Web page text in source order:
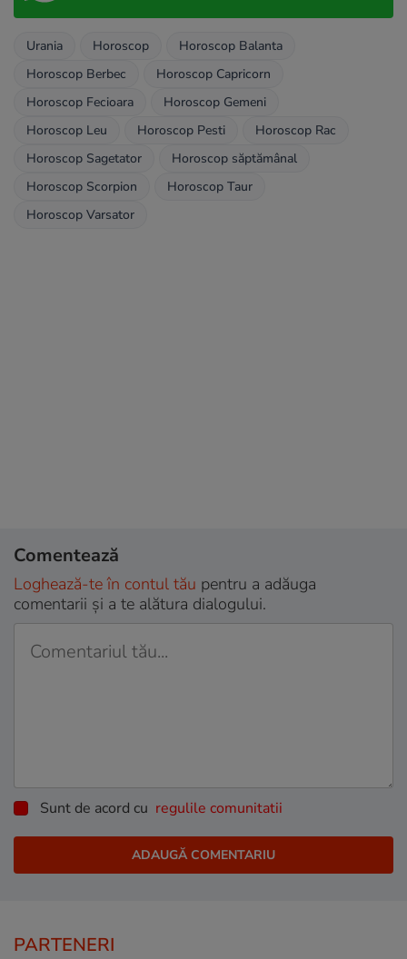
Urania Horoscop
Horoscop Balanta
Horoscop Berbec
Horoscop Capricorn
Horoscop Fecioara
Horoscop Gemeni
Horoscop Leu
Horoscop Pesti
Horoscop Rac
Horoscop Sagetator
Horoscop săptămânal
Horoscop Scorpion
Horoscop Taur
Horoscop Varsator
Comentează
Loghează-te în contul tău pentru a adăuga
comentarii și a te alătura dialogului.
Sunt de acord cu regulile comunitatii
PARTENERI